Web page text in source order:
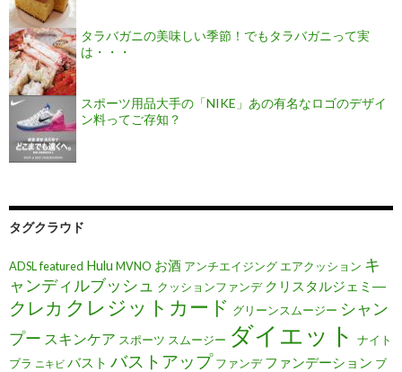
タラバガニの美味しい季節！でもタラバガニって実
は・・・
スポーツ用品大手の「NIKE」あの有名なロゴのデザイ
ン料ってご存知？
タグクラウド
ADSLfeatured Hulu MVNO お酒 アンチエイジング エアクッション キ
ャンディルブッシュ クッションファンデ クリスタルジェミ―
クレカ クレジットカード グリーンスムージー シャン
プー スキンケア スポーツ スムージー ダイエット
ナイト
ブラ ニキビ バスト バストアップ ファンデ ファンデーション ブ